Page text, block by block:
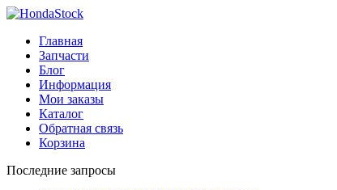
Главная
Запчасти
Блог
Информация
Мои заказы
Каталог
Обратная связь
Корзина
Последние запросы